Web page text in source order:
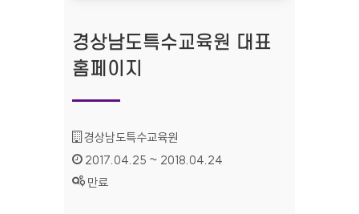
경상남도특수교육원 대표
홈페이지
기관명 :
경상남도특수교육원
인증기간 :
2017.04.25 ~ 2018.04.24
상태 :
만료